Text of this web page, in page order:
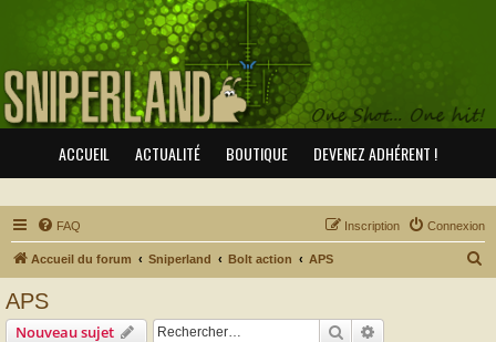
ACCUEIL ACTUALITÉ BOUTIQUE DEVENEZ ADHÉRENT !
FAQ Connexion
Inscription
Accueil du forum Sniperland Bolt action APS
APS
Nouveau sujet Rechercher